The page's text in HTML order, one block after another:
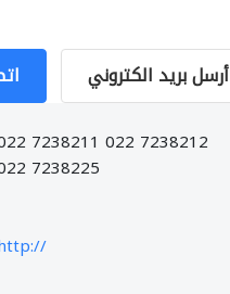
أرسل بريد الكتروني
7238211 022 7238212
7238225